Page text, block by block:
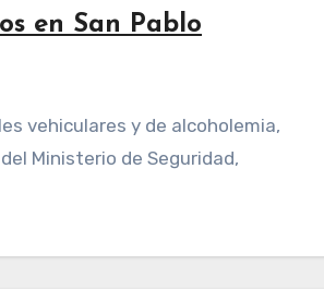
en San Pablo
Ministerio de Seguridad,